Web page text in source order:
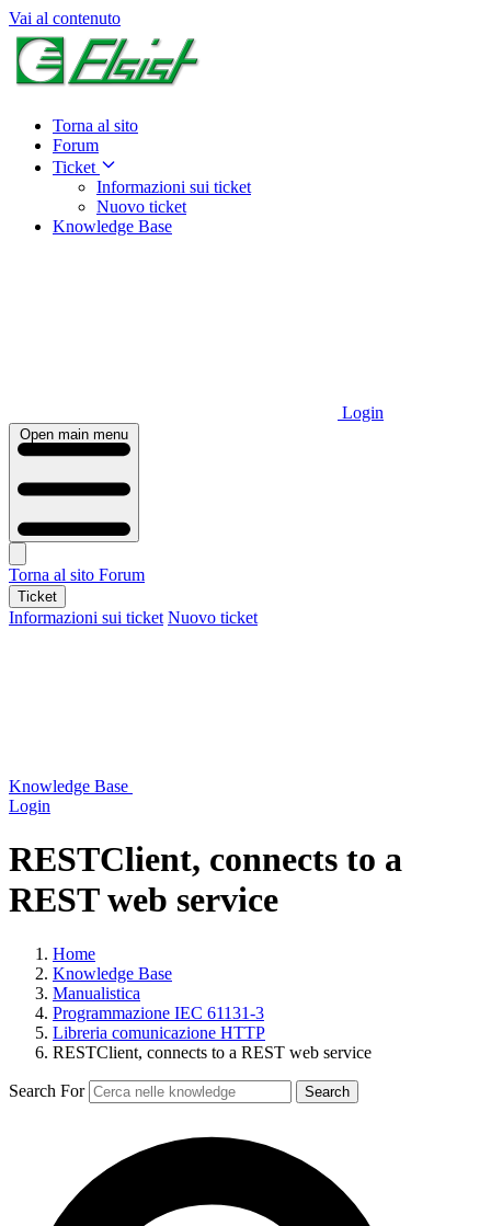
Vai al contenuto
Torna al sito
Forum
Ticket
Informazioni sui ticket
Nuovo ticket
Knowledge Base
Login
Open main menu
Torna al sito Forum
Ticket
Informazioni sui ticket Nuovo ticket
Knowledge Base
Login
RESTClient, connects to a
REST web service
Home
Knowledge Base
Manualistica
Programmazione IEC 61131-3
Libreria comunicazione HTTP
RESTClient, connects to a REST web service
Search For Search